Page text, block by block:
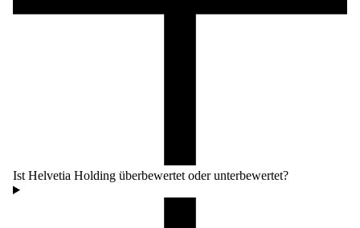
Ist Helvetia Holding überbewertet oder unterbewertet?